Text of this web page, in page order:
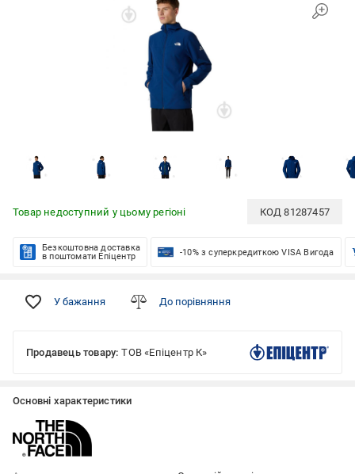
Товар недоступний у цьому регіоні КОД81287457
Безкоштовна доставка
в поштомати Епіцентр
-10% з суперкредиткою VISA Вигода
У бажання До порівняння
Продавець товару: ТОВ «Епіцентр К»
Основні характеристики